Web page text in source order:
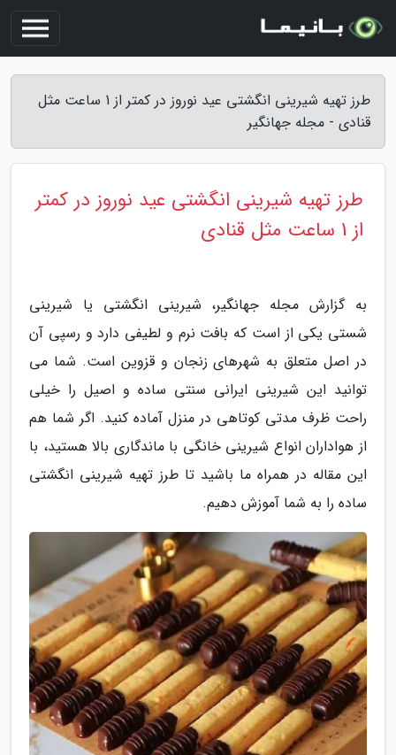
طرز تهیه شیرینی انگشتی عید نوروز در کمتر از 1 ساعت مثل
قنادی - مجله جهانگیر
طرز تهیه شیرینی انگشتی عید نوروز در کمتر
از 1 ساعت مثل قنادی
به گزارش مجله جهانگیر، شیرینی انگشتی یا شیرینی
شستی یکی از است که بافت نرم و لطیفی دارد و رسپی آن
در اصل متعلق به شهرهای زنجان و قزوین است. شما می
توانید این شیرینی ایرانی سنتی ساده و اصیل را خیلی
راحت ظرف مدتی کوتاهی در منزل آماده کنید. اگر شما هم
از هواداران انواع شیرینی خانگی با ماندگاری بالا هستید، با
این مقاله در همراه ما باشید تا طرز تهیه شیرینی انگشتی
ساده را به شما آموزش دهیم.